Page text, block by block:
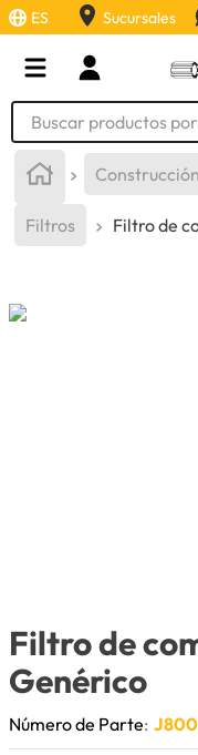
ES Sucursales
Buscar productos por
Construcción
Filtros Filtro de
Filtro de
Genérico
Número de Parte:
TÉRMINOS
.
aceite